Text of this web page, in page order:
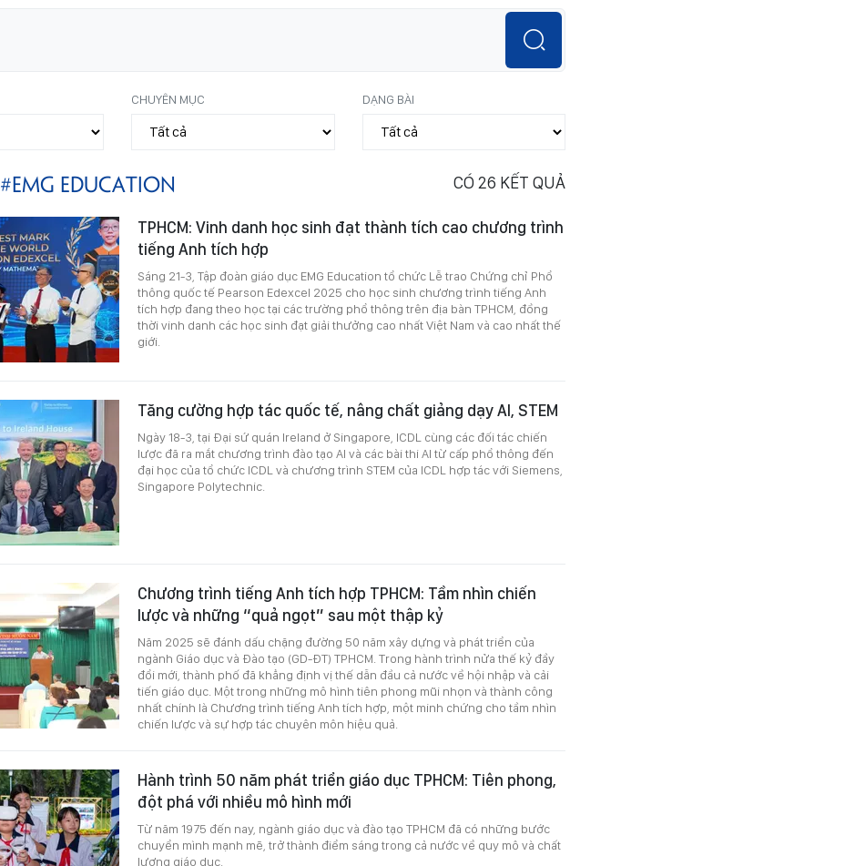
CHUYÊN MỤC DẠNG BÀI
#EMG EDUCATION CÓ 26 KẾT QUẢ
TPHCM: Vinh danh học sinh đạt thành tích cao chương trình
tiếng Anh tích hợp
Sáng 21-3, Tập đoàn giáo dục EMG Education tổ chức Lễ trao Chứng chỉ Phổ
thông quốc tế Pearson Edexcel 2025 cho học sinh chương trình tiếng Anh
tích hợp đang theo học tại các trường phổ thông trên địa bàn TPHCM, đồng
thời vinh danh các học sinh đạt giải thưởng cao nhất Việt Nam và cao nhất thế
giới.
Tăng cường hợp tác quốc tế, nâng chất giảng dạy AI, STEM
Ngày 18-3, tại Đại sứ quán Ireland ở Singapore, ICDL cùng các đối tác chiến
lược đã ra mắt chương trình đào tạo AI và các bài thi AI từ cấp phổ thông đến
đại học của tổ chức ICDL và chương trình STEM của ICDL hợp tác với Siemens,
Singapore Polytechnic.
Chương trình tiếng Anh tích hợp TPHCM: Tầm nhìn chiến
lược và những “quả ngọt” sau một thập kỷ
Năm 2025 sẽ đánh dấu chặng đường 50 năm xây dựng và phát triển của
ngành Giáo dục và Đào tạo (GD-ĐT) TPHCM. Trong hành trình nửa thế kỷ đầy
đổi mới, thành phố đã khẳng định vị thế dẫn đầu cả nước về hội nhập và cải
tiến giáo dục. Một trong những mô hình tiên phong mũi nhọn và thành công
nhất chính là Chương trình tiếng Anh tích hợp, một minh chứng cho tầm nhìn
chiến lược và sự hợp tác chuyên môn hiệu quả.
Hành trình 50 năm phát triển giáo dục TPHCM: Tiên phong,
đột phá với nhiều mô hình mới
Từ năm 1975 đến nay, ngành giáo dục và đào tạo TPHCM đã có những bước
chuyển mình mạnh mẽ, trở thành điểm sáng trong cả nước về quy mô và chất
lượng giáo dục.